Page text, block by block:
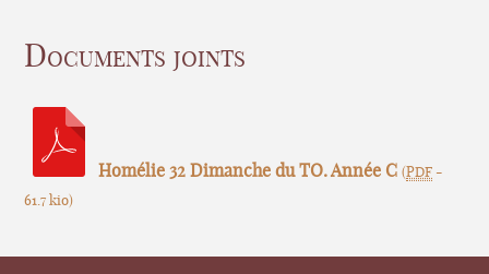
Documents joints
Homélie 32 Dimanche du TO. Année C ( PDF -
61.7 kio)